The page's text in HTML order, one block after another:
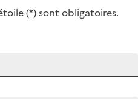
(*) sont obligatoires.